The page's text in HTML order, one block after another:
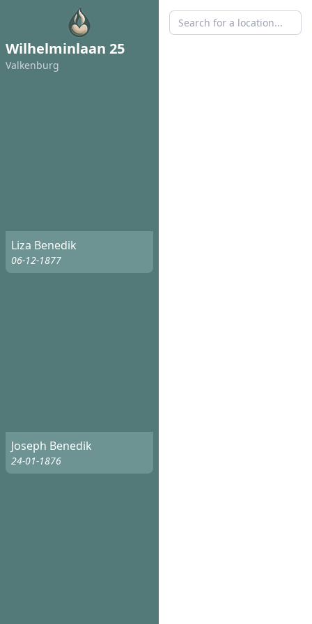
Wilhelminlaan 25
Valkenburg
Liza Benedik
06-12-1877
Joseph Benedik
24-01-1876